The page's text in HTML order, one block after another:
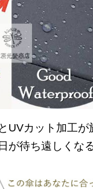
UVカット加工が
が待ち遠しくな